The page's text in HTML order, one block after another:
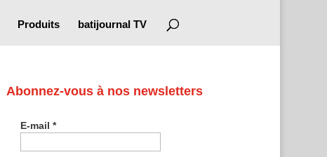
Produits batijournal TV
Abonnez-vous à nos newsletters
E-mail*